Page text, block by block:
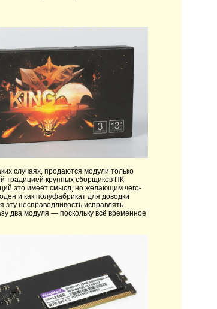
случаях, продаются модули только
традицией крупных сборщиков ПК
это имеет смысл, но желающим чего-
и как полуфабрикат для доводки
эту несправедливость исправлять.
два модуля — поскольку всё временное